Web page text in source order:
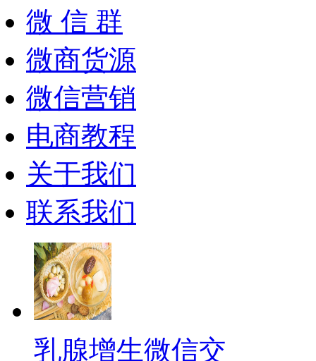
微 信 群
微商货源
微信营销
电商教程
关于我们
联系我们
乳腺增生微信交